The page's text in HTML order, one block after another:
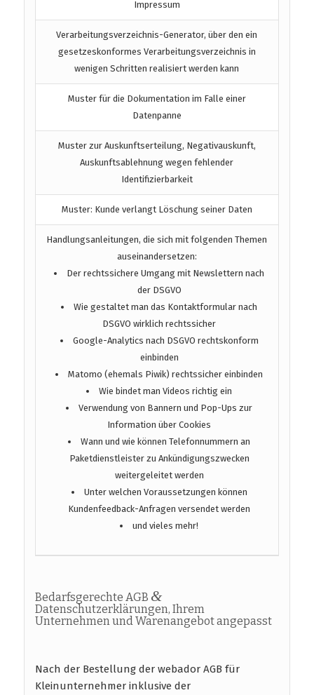
Impressum
Verarbeitungsverzeichnis-Generator, über den ein
gesetzeskonformes Verarbeitungsverzeichnis in
wenigen Schritten realisiert werden kann
Muster für die Dokumentation im Falle einer
Datenpanne
Muster zur Auskunftserteilung, Negativauskunft,
Auskunftsablehnung wegen fehlender
Identifizierbarkeit
Muster: Kunde verlangt Löschung seiner Daten
Handlungsanleitungen, die sich mit folgenden Themen
auseinandersetzen:
Der rechtssichere Umgang mit Newslettern nach
der DSGVO
Wie gestaltet man das Kontaktformular nach
DSGVO wirklich rechtssicher
Google-Analytics nach DSGVO rechtskonform
einbinden
Matomo (ehemals Piwik) rechtssicher einbinden
Wie bindet man Videos richtig ein
Verwendung von Bannern und Pop-Ups zur
Information über Cookies
Wann und wie können Telefonnummern an
Paketdienstleister zu Ankündigungszwecken
weitergeleitet werden
Unter welchen Voraussetzungen können
Kundenfeedback-Anfragen versendet werden
und vieles mehr!
Bedarfsgerechte AGB &
Datenschutzerklärungen, Ihrem
Unternehmen und Warenangebot angepasst
Nach der Bestellung der webador AGB für
Kleinunternehmer inklusive der